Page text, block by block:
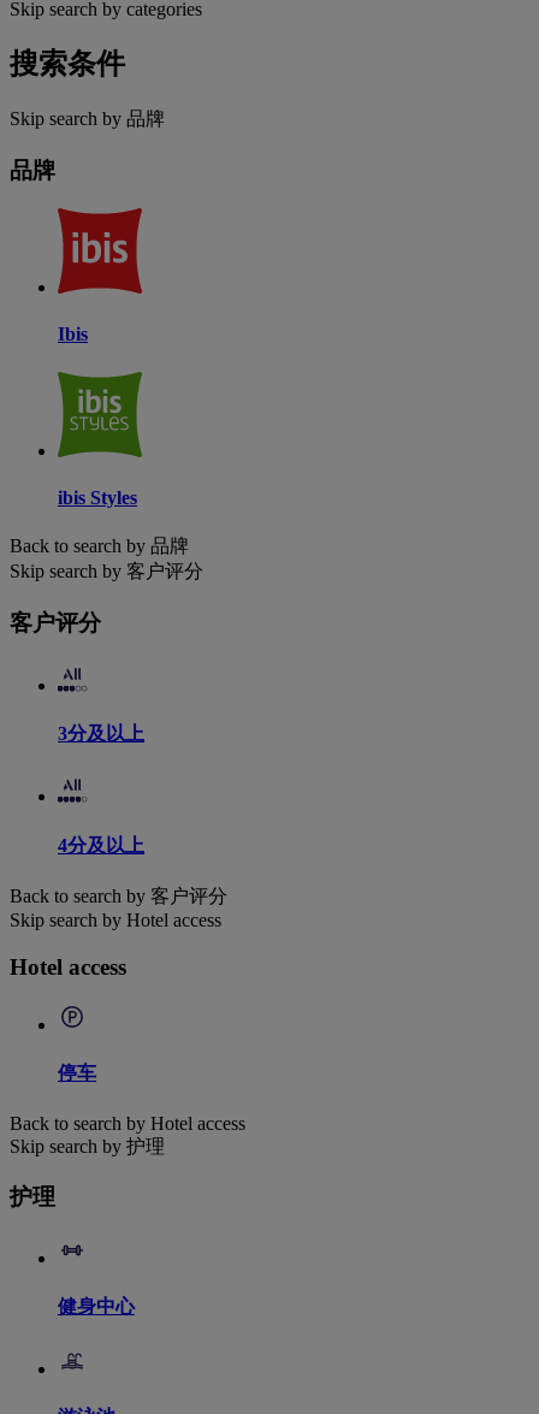
Skip search by categories
搜索条件
Skip search by 品牌
品牌
Ibis
ibis Styles
Back to search by 品牌
Skip search by 客户评分
客户评分
3分及以上
4分及以上
Back to search by 客户评分
Skip search by Hotel access
Hotel access
停车
Back to search by Hotel access
Skip search by 护理
护理
健身中心